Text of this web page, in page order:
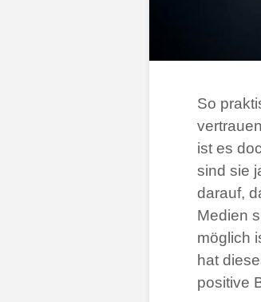
So
ist es
sind sie
darauf,
Medien
möglich
hat
positive